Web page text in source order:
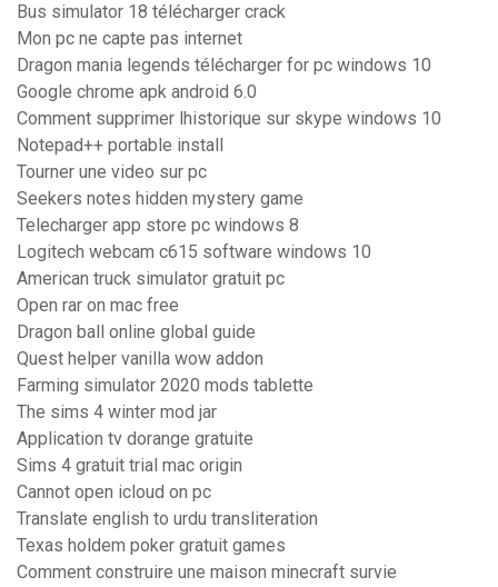
Bus simulator 18 télécharger crack
Mon pc ne capte pas internet
Dragon mania legends télécharger for pc windows 10
Google chrome apk android 6.0
Comment supprimer lhistorique sur skype windows 10
Notepad++ portable install
Tourner une video sur pc
Seekers notes hidden mystery game
Telecharger app store pc windows 8
Logitech webcam c615 software windows 10
American truck simulator gratuit pc
Open rar on mac free
Dragon ball online global guide
Quest helper vanilla wow addon
Farming simulator 2020 mods tablette
The sims 4 winter mod jar
Application tv dorange gratuite
Sims 4 gratuit trial mac origin
Cannot open icloud on pc
Translate english to urdu transliteration
Texas holdem poker gratuit games
Comment construire une maison minecraft survie